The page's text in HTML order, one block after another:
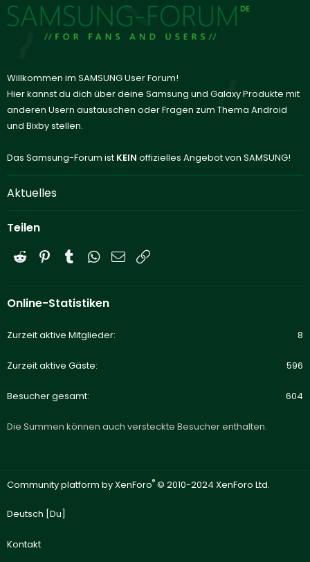
Willkommen im SAMSUNG User Forum!
Hier kannst du dich über deine Samsung und Galaxy Produkte mit
anderen Usern austauschen oder Fragen zum Thema Android
und Bixby stellen.
Das Samsung-Forum ist KEIN offizielles Angebot von SAMSUNG!
Aktuelles
Teilen
Reddit PinterestTumblrWhatsApp
E-Mail
Online-Statistiken
Zurzeit aktive Mitglieder 8
Zurzeit aktive Gäste 596
Besucher gesamt 604
Die Summen können auch versteckte Besucher enthalten.
Community platform by XenForo® © 2010-2024 XenForo Ltd.
Deutsch [Du]
Kontakt